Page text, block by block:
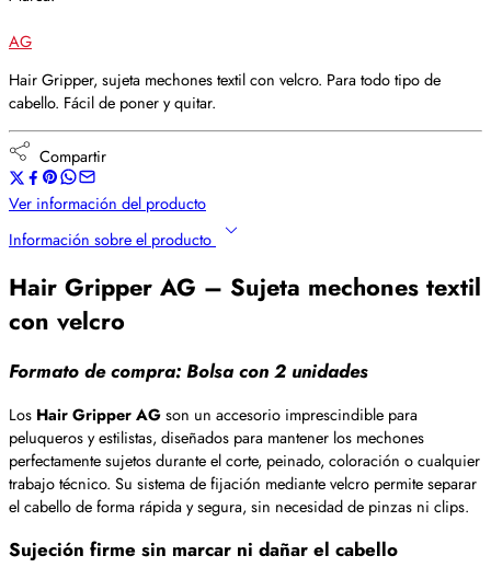
AG
Hair Gripper, sujeta mechones textil con velcro. Para todo tipo de
cabello. Fácil de poner y quitar.
Compartir
Ver información del producto
Información sobre el producto
Hair Gripper AG – Sujeta mechones textil
con velcro
Formato de compra: Bolsa con 2 unidades
Los Hair Gripper AGson un accesorio imprescindible para
peluqueros y estilistas, diseñados para mantener los mechones
perfectamente sujetos durante el corte, peinado, coloración o cualquier
trabajo técnico. Su sistema de fijación mediante velcro permite separar
el cabello de forma rápida y segura, sin necesidad de pinzas ni clips.
Sujeción firme sin marcar ni dañar el cabello